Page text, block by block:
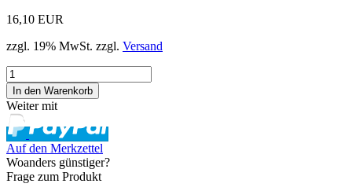
16,10 EUR
zzgl. 19% MwSt. zzgl. Versand
Weiter mit
Auf den Merkzettel
Woanders günstiger?
Frage zum Produkt